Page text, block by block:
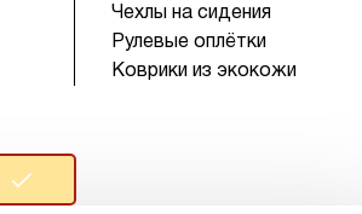
Чехлы на сидения
Рулевые оплётки
Коврики из экокожи